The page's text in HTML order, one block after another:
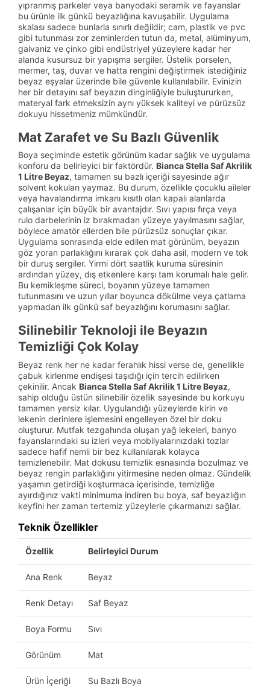
yıpranmış parkeler veya banyodaki seramik ve fayanslar
bu ürünle ilk günkü beyazlığına kavuşabilir. Uygulama
skalası sadece bunlarla sınırlı değildir; cam, plastik ve pvc
gibi tutunması zor zeminlerden tutun da, metal, alüminyum,
galvaniz ve çinko gibi endüstriyel yüzeylere kadar her
alanda kusursuz bir yapışma sergiler. Üstelik porselen,
mermer, taş, duvar ve hatta rengini değiştirmek istediğiniz
beyaz eşyalar üzerinde bile güvenle kullanılabilir. Evinizin
her bir detayını saf beyazın dinginliğiyle buluştururken,
materyal fark etmeksizin aynı yüksek kaliteyi ve pürüzsüz
dokuyu hissetmeniz mümkündür.
Mat Zarafet ve Su Bazlı Güvenlik
Boya seçiminde estetik görünüm kadar sağlık ve uygulama
konforu da belirleyici bir faktördür. Bianca Stella Saf Akrilik
1 Litre Beyaz, tamamen su bazlı içeriği sayesinde ağır
solvent kokuları yaymaz. Bu durum, özellikle çocuklu aileler
veya havalandırma imkanı kısıtlı olan kapalı alanlarda
çalışanlar için büyük bir avantajdır. Sıvı yapısı fırça veya
rulo darbelerinin iz bırakmadan yüzeye yayılmasını sağlar,
böylece amatör ellerden bile pürüzsüz sonuçlar çıkar.
Uygulama sonrasında elde edilen mat görünüm, beyazın
göz yoran parlaklığını kırarak çok daha asil, modern ve tok
bir duruş sergiler. Yirmi dört saatlik kuruma süresinin
ardından yüzey, dış etkenlere karşı tam korumalı hale gelir.
Bu kemikleşme süreci, boyanın yüzeye tamamen
tutunmasını ve uzun yıllar boyunca dökülme veya çatlama
yapmadan ilk günkü saf beyazlığını korumasını sağlar.
Silinebilir Teknoloji ile Beyazın
Temizliği Çok Kolay
Beyaz renk her ne kadar ferahlık hissi verse de, genellikle
çabuk kirlenme endişesi taşıdığı için tercih edilirken
çekinilir. Ancak Bianca Stella Saf Akrilik 1 Litre Beyaz,
sahip olduğu üstün silinebilir özellik sayesinde bu korkuyu
tamamen yersiz kılar. Uygulandığı yüzeylerde kirin ve
lekenin derinlere işlemesini engelleyen özel bir doku
oluşturur. Mutfak tezgahında oluşan yağ lekeleri, banyo
fayanslarındaki su izleri veya mobilyalarınızdaki tozlar
sadece hafif nemli bir bez kullanılarak kolayca
temizlenebilir. Mat dokusu temizlik esnasında bozulmaz ve
beyaz rengin parlaklığını yitirmesine neden olmaz. Gündelik
yaşamın getirdiği koşturmaca içerisinde, temizliğe
ayırdığınız vakti minimuma indiren bu boya, saf beyazlığın
keyfini her zaman tertemiz yüzeylerle çıkarmanızı sağlar.
Teknik Özellikler
Özellik Belirleyici Durum
Ana Renk Beyaz
Renk Detayı Saf Beyaz
Boya Formu Sıvı
Görünüm Mat
Ürün İçeriği Su Bazlı Boya